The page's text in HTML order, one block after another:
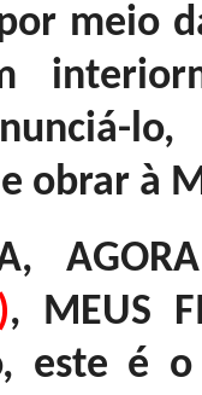
meio
obrar à
, MEUS
este é